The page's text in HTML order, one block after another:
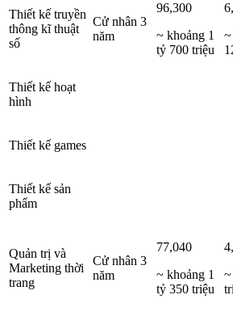
Cử nhân 3
năm
96,300
~ khoảng 1
tỷ 700 triệu
Thiết kế truyền
thông kĩ thuật
số
Thiết kế hoạt
hình
Thiết kế games
Thiết kế sản
phẩm
Quản trị và
Marketing thời
trang
Cử nhân 3
năm
77,040
~ khoảng 1
tỷ 350 triệu